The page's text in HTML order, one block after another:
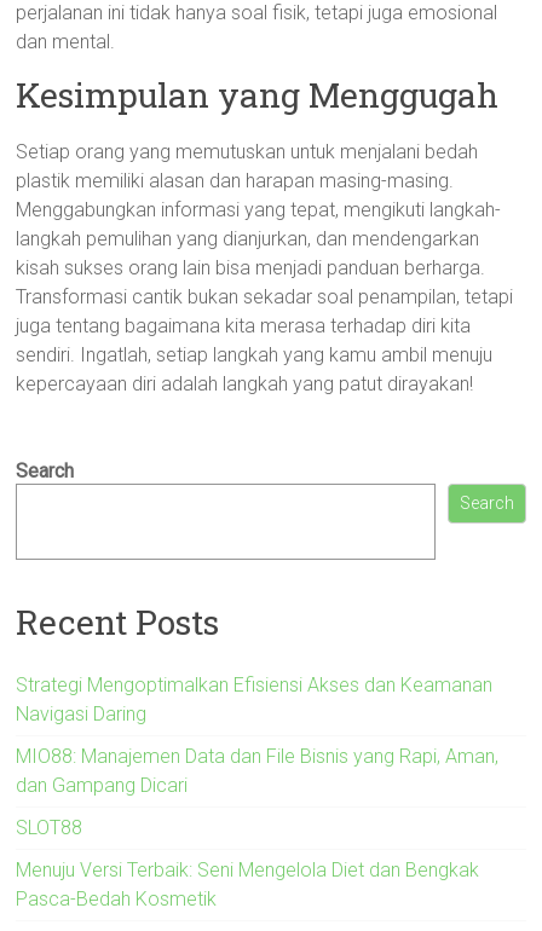
perjalanan ini tidak hanya soal fisik, tetapi juga emosional
dan mental.
Kesimpulan yang Menggugah
Setiap orang yang memutuskan untuk menjalani bedah
plastik memiliki alasan dan harapan masing-masing.
Menggabungkan informasi yang tepat, mengikuti langkah-
langkah pemulihan yang dianjurkan, dan mendengarkan
kisah sukses orang lain bisa menjadi panduan berharga.
Transformasi cantik bukan sekadar soal penampilan, tetapi
juga tentang bagaimana kita merasa terhadap diri kita
sendiri. Ingatlah, setiap langkah yang kamu ambil menuju
kepercayaan diri adalah langkah yang patut dirayakan!
Search
Search
Recent Posts
Strategi Mengoptimalkan Efisiensi Akses dan Keamanan
Navigasi Daring
MIO88: Manajemen Data dan File Bisnis yang Rapi, Aman,
dan Gampang Dicari
SLOT88
Menuju Versi Terbaik: Seni Mengelola Diet dan Bengkak
Pasca-Bedah Kosmetik